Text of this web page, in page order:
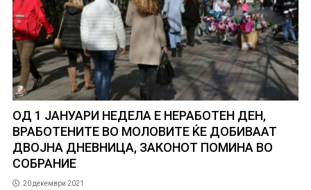
ОД 1 ЈАНУАРИ НЕДЕЛА Е НЕРАБОТЕН ДЕН,
ВРАБОТЕНИТЕ ВО МОЛОВИТЕ ЌЕ ДОБИВААТ
ДВОЈНА ДНЕВНИЦА, ЗАКОНОТ ПОМИНА ВО
СОБРАНИЕ
20 декември 2021